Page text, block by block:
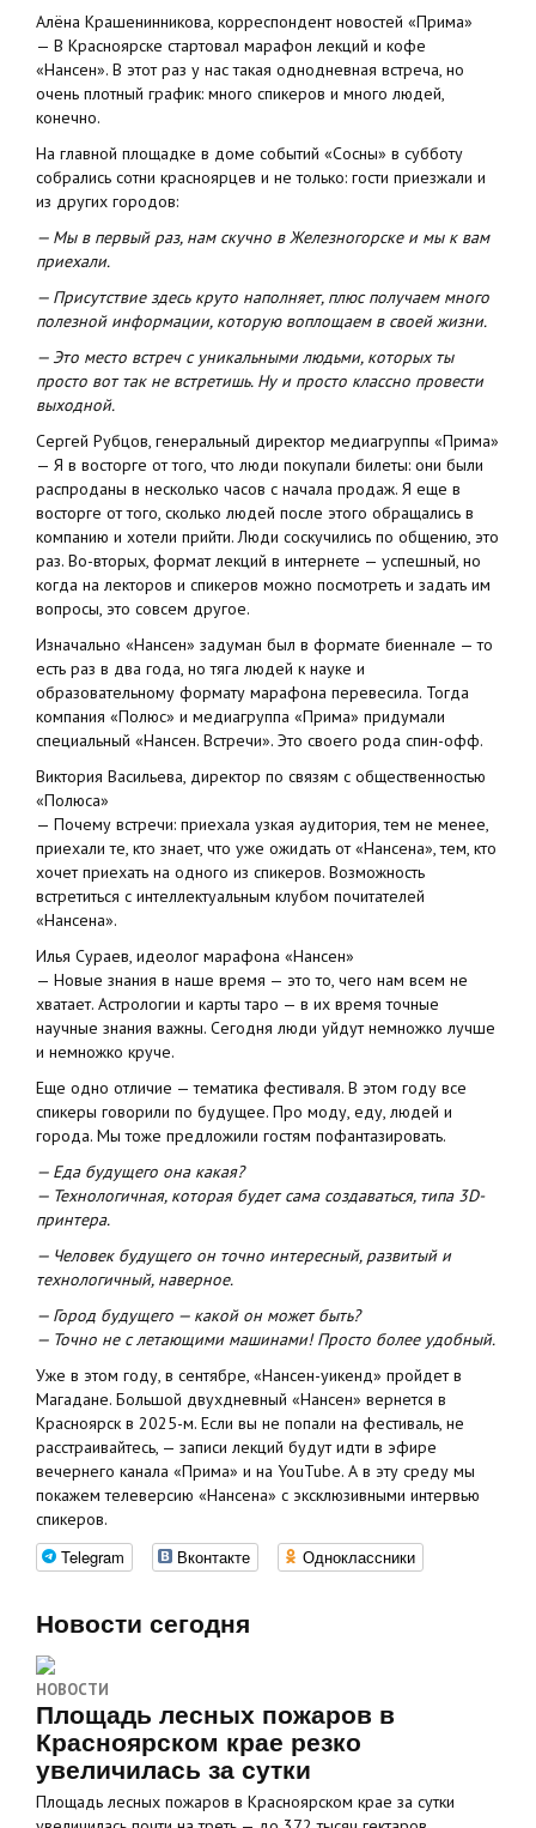
Алёна Крашенинникова, корреспондент новостей «Прима»
— В Красноярске стартовал марафон лекций и кофе
«Нансен». В этот раз у нас такая однодневная встреча, но
очень плотный график: много спикеров и много людей,
конечно.
На главной площадке в доме событий «Сосны» в субботу
собрались сотни красноярцев и не только: гости приезжали и
из других городов:
— Мы в первый раз, нам скучно в Железногорске и мы к вам
приехали.
— Присутствие здесь круто наполняет, плюс получаем много
полезной информации, которую воплощаем в своей жизни.
— Это место встреч с уникальными людьми, которых ты
просто вот так не встретишь. Ну и просто классно провести
выходной.
Сергей Рубцов, генеральный директор медиагруппы «Прима»
— Я в восторге от того, что люди покупали билеты: они были
распроданы в несколько часов с начала продаж. Я еще в
восторге от того, сколько людей после этого обращались в
компанию и хотели прийти. Люди соскучились по общению, это
раз. Во-вторых, формат лекций в интернете — успешный, но
когда на лекторов и спикеров можно посмотреть и задать им
вопросы, это совсем другое.
Изначально «Нансен» задуман был в формате биеннале — то
есть раз в два года, но тяга людей к науке и
образовательному формату марафона перевесила. Тогда
компания «Полюс» и медиагруппа «Прима» придумали
специальный «Нансен. Встречи». Это своего рода спин-офф.
Виктория Васильева, директор по связям с общественностью
«Полюса»
— Почему встречи: приехала узкая аудитория, тем не менее,
приехали те, кто знает, что уже ожидать от «Нансена», тем, кто
хочет приехать на одного из спикеров. Возможность
встретиться с интеллектуальным клубом почитателей
«Нансена».
Илья Сураев, идеолог марафона «Нансен»
— Новые знания в наше время — это то, чего нам всем не
хватает. Астрологии и карты таро — в их время точные
научные знания важны. Сегодня люди уйдут немножко лучше
и немножко круче.
Еще одно отличие — тематика фестиваля. В этом году все
спикеры говорили по будущее. Про моду, еду, людей и
города. Мы тоже предложили гостям пофантазировать.
— Еда будущего она какая?
— Технологичная, которая будет сама создаваться, типа 3D-
принтера.
— Человек будущего он точно интересный, развитый и
технологичный, наверное.
— Город будущего — какой он может быть?
— Точно не с летающими машинами! Просто более удобный.
Уже в этом году, в сентябре, «Нансен-уикенд» пройдет в
Магадане. Большой двухдневный «Нансен» вернется в
Красноярск в 2025-м. Если вы не попали на фестиваль, не
расстраивайтесь, — записи лекций будут идти в эфире
вечернего канала «Прима» и на YouTube. А в эту среду мы
покажем телеверсию «Нансена» с эксклюзивными интервью
спикеров.
Telegram Вконтакте Одноклассники
Новости сегодня
НОВОСТИ
Площадь лесных пожаров в
Красноярском крае резко
увеличилась за сутки
Площадь лесных пожаров в Красноярском крае за сутки